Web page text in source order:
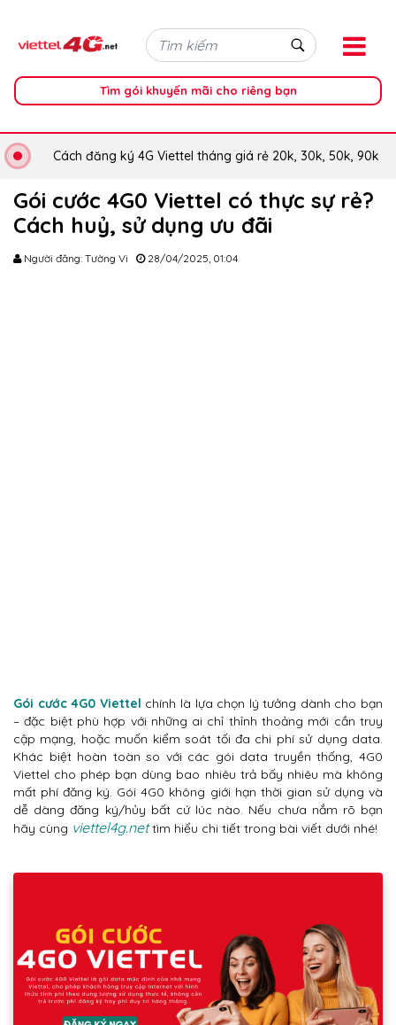
Tìm gói khuyến mãi cho riêng bạn
Cách đăng ký 4G Viettel tháng giá rẻ 20k, 30k, 50k, 90k
Gói cước 4G0 Viettel có thực sự rẻ?
Cách huỷ, sử dụng ưu đãi
Người đăng: Tường Vi 28/04/2025, 01:04
Gói cước 4G0 Viettel chính là lựa chọn lý tưởng dành cho bạn
– đặc biệt phù hợp với những ai chỉ thỉnh thoảng mới cần truy
cập mạng, hoặc muốn kiểm soát tối đa chi phí sử dụng data.
Khác biệt hoàn toàn so với các gói data truyền thống, 4G0
Viettel cho phép bạn dùng bao nhiêu trả bấy nhiêu mà không
mất phí đăng ký. Gói 4G0 không giới hạn thời gian sử dụng và
dễ dàng đăng ký/hủy bất cứ lúc nào. Nếu chưa nắm rõ bạn
hãy cùng viettel4g.nettìm hiểu chi tiết trong bài viết dưới nhé!